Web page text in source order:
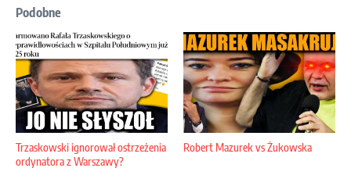
Podobne
Trzaskowski ignorował ostrzeżenia
ordynatora z Warszawy?
Robert Mazurek vs Żukowska